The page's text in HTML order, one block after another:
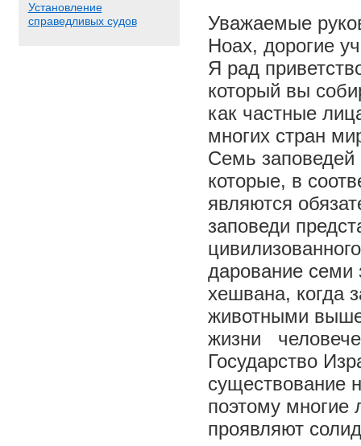
Установление
справедливых судов
Уважаемые
Ноах, дорогие
Я рад
который вы
как частные
многих стран
Семь заповедей
которые, в
являются
заповеди
дарование семи
хешвана, когда
животными
жизни
Государство
существование
поэтому
проявляют